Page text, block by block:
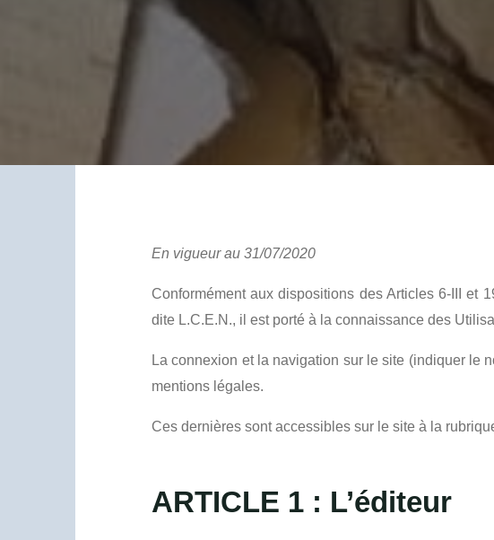
En vigueur au 31/07/2020
Conformément aux dispositions des Articles 6-III et
dite L.C.E.N., il est porté à la connaissance des
La connexion et la navigation sur le site (indiquer le
mentions légales.
Ces dernières sont accessibles sur le site à la
ARTICLE 1 : L’éditeur